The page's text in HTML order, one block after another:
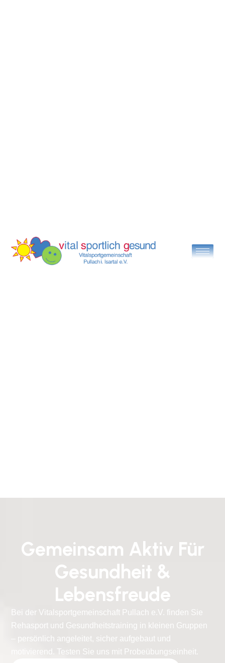
Gemeinsam Aktiv Für
Gesundheit &
Lebensfreude
Bei der Vitalsportgemeinschaft Pullach e.V. finden Sie
Rehasport und Gesundheitstraining in kleinen Gruppen
– persönlich angeleitet, sicher aufgebaut und
motivierend. Testen Sie uns mit Probeübungseinheit.